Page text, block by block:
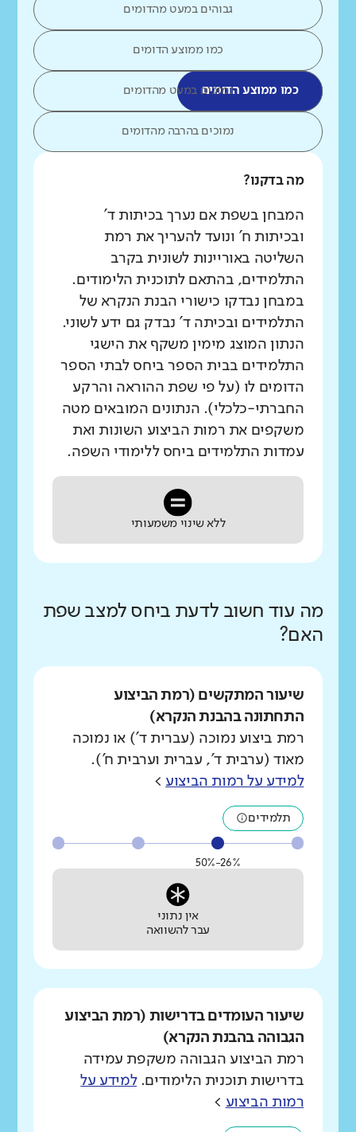
גבוהים במעט מהדומים
כמו ממוצע הדומים
כמו ממוצע הדומיםנמוכים במעט מהדומים
נמוכים בהרבה מהדומים
מה בדקנו?
המבחן בשפת אם נערך בכיתות ד'
ובכיתות ח' ונועד להעריך את רמת
השליטה באוריינות לשונית בקרב
התלמידים, בהתאם לתוכנית הלימודים.
במבחן נבדקו כישורי הבנת הנקרא של
התלמידים ובכיתה ד' נבדק גם ידע לשוני.
הנתון המוצג מימין משקף את הישגי
התלמידים בבית הספר ביחס לבתי הספר
הדומים לו (על פי שפת ההוראה והרקע
החברתי-כלכלי). הנתונים המובאים מטה
משקפים את רמות הביצוע השונות ואת
עמדות התלמידים ביחס ללימודי השפה.
ללא שינוי משמעותי
מה עוד חשוב לדעת ביחס למצב שפת
האם?
שיעור המתקשים (רמת הביצוע
התחתונה בהבנת הנקרא)
רמת ביצוע נמוכה (עברית ד') או נמוכה
מאוד (ערבית ד', עברית וערבית ח').
למידע על רמות הביצוע >
תלמידים
26%-50%
אין נתוני
עבר להשוואה
שיעור העומדים בדרישות (רמת הביצוע
הגבוהה בהבנת הנקרא)
רמת הביצוע הגבוהה משקפת עמידה
בדרישות תוכנית הלימודים.למידע על
רמות הביצוע >